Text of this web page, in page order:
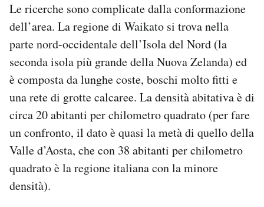
Le ricerche sono complicate dalla conformazione
dell’area. La regione di Waikato si trova nella
parte nord-occidentale dell’Isola del Nord (la
seconda isola più grande della Nuova Zelanda) ed
è composta da lunghe coste, boschi molto fitti e
una rete di grotte calcaree. La densità abitativa è di
circa 20 abitanti per chilometro quadrato (per fare
un confronto, il dato è quasi la metà di quello della
Valle d’Aosta, che con 38 abitanti per chilometro
quadrato è la regione italiana con la minore
densità).